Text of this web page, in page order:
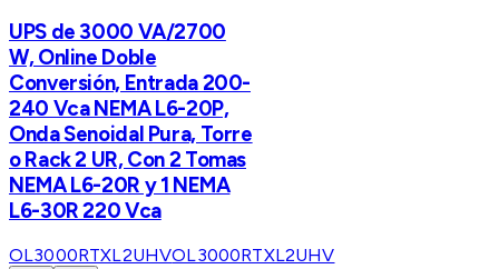
UPS de 3000 VA/2700
W, Online Doble
Conversión, Entrada 200-
240 Vca NEMA L6-20P,
Onda Senoidal Pura, Torre
o Rack 2 UR, Con 2 Tomas
NEMA L6-20R y 1 NEMA
L6-30R 220 Vca
OL3000RTXL2UHVOL3000RTXL2UHV